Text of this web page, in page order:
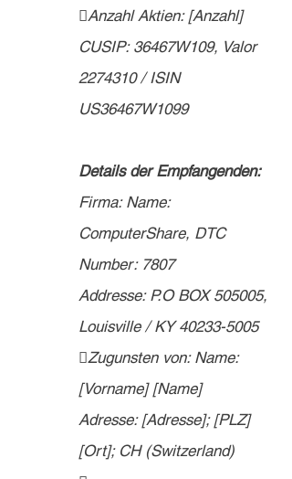
Anzahl Aktien: [Anzahl]
CUSIP: 36467W109, Valor
2274310 / ISIN
US36467W1099
Details der Empfangenden:
Firma: Name:
ComputerShare, DTC
Number: 7807
Addresse: P.O BOX 505005,
Louisville / KY 40233-5005
Zugunsten von: Name:
[Vorname] [Name]
Adresse: [Adresse]; [PLZ]
[Ort]; CH (Switzerland)